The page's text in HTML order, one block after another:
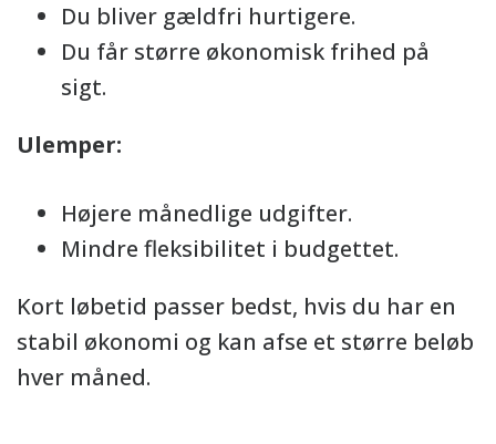
Du bliver gældfri hurtigere.
Du får større økonomisk frihed på
sigt.
Ulemper:
Højere månedlige udgifter.
Mindre fleksibilitet i budgettet.
Kort løbetid passer bedst, hvis du har en
stabil økonomi og kan afse et større beløb
hver måned.